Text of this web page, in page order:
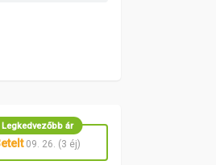
Legkedvezőbb ár
09. 26. (3 éj)